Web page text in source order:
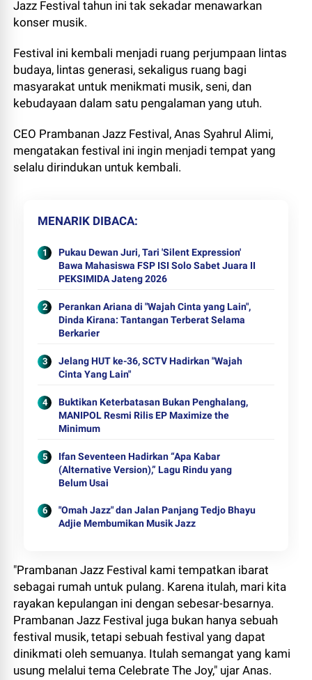
Jazz Festival tahun ini tak sekadar menawarkan
konser musik.
Festival ini kembali menjadi ruang perjumpaan lintas
budaya, lintas generasi, sekaligus ruang bagi
masyarakat untuk menikmati musik, seni, dan
kebudayaan dalam satu pengalaman yang utuh.
CEO Prambanan Jazz Festival, Anas Syahrul Alimi,
mengatakan festival ini ingin menjadi tempat yang
selalu dirindukan untuk kembali.
MENARIK DIBACA
Pukau Dewan Juri, Tari 'Silent Expression'
Bawa Mahasiswa FSP ISI Solo Sabet Juara II
PEKSIMIDA Jateng 2026
Perankan Ariana di "Wajah Cinta yang Lain",
Dinda Kirana: Tantangan Terberat Selama
Berkarier
Jelang HUT ke-36, SCTV Hadirkan "Wajah
Cinta Yang Lain"
Buktikan Keterbatasan Bukan Penghalang,
MANIPOL Resmi Rilis EP Maximize the
Minimum
Ifan Seventeen Hadirkan “Apa Kabar
(Alternative Version),” Lagu Rindu yang
Belum Usai
"Omah Jazz" dan Jalan Panjang Tedjo Bhayu
Adjie Membumikan Musik Jazz
"Prambanan Jazz Festival kami tempatkan ibarat
sebagai rumah untuk pulang. Karena itulah, mari kita
rayakan kepulangan ini dengan sebesar-besarnya.
Prambanan Jazz Festival juga bukan hanya sebuah
festival musik, tetapi sebuah festival yang dapat
dinikmati oleh semuanya. Itulah semangat yang kami
usung melalui tema Celebrate The Joy," ujar Anas.